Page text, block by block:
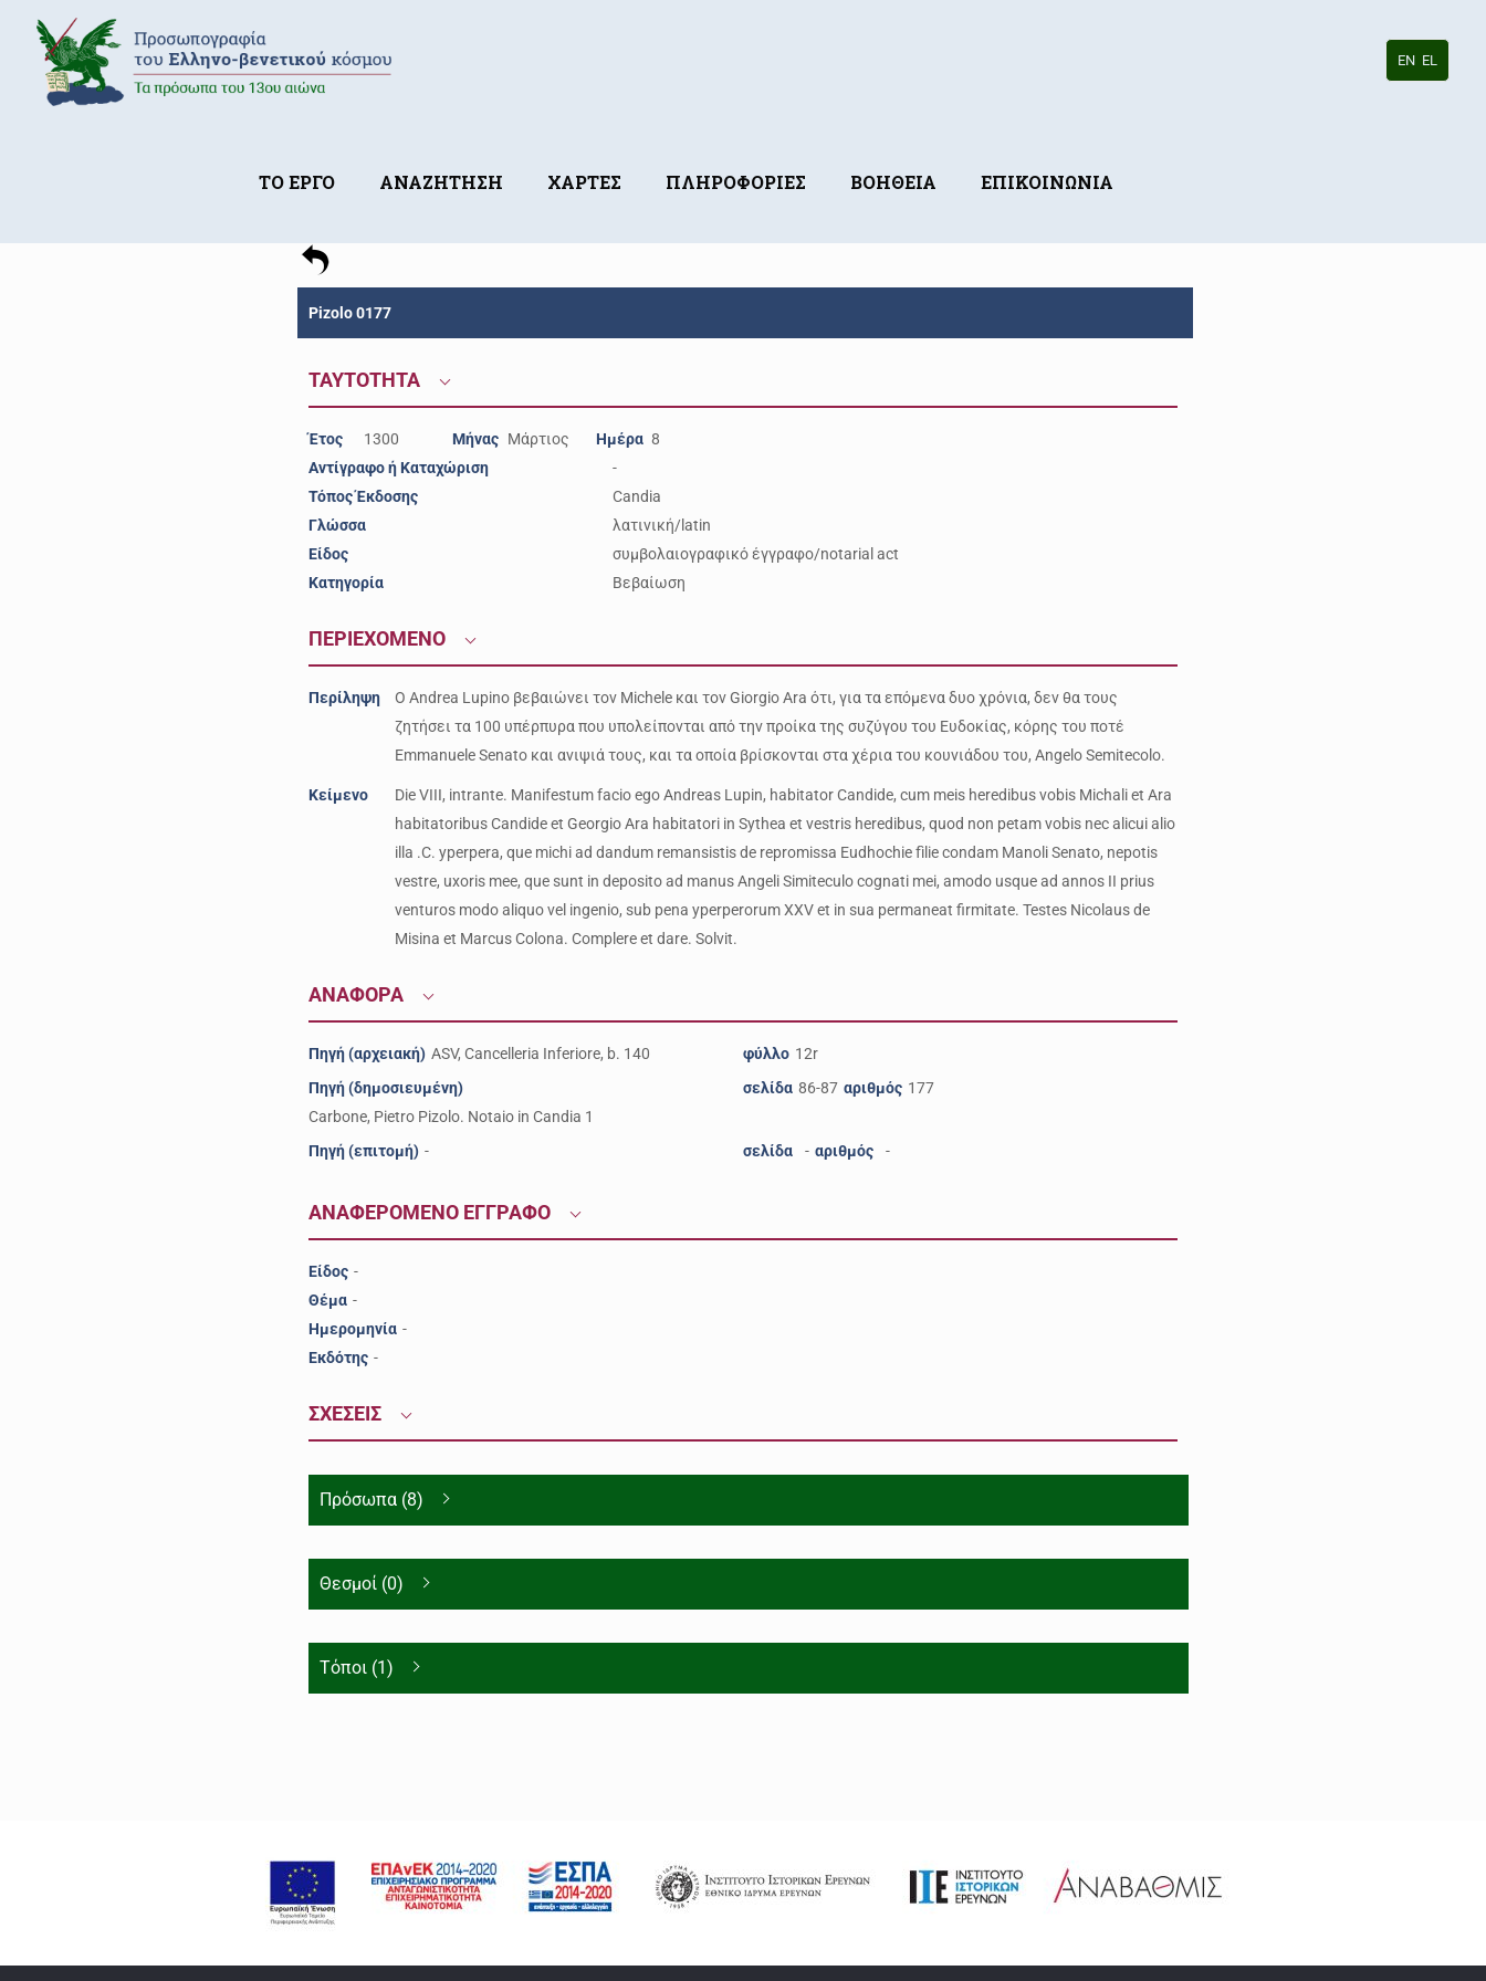
ΤΟ ΕΡΓΟ ΑΝΑΖΗΤΗΣΗ ΧΑΡΤΕΣ ΠΛΗΡΟΦΟΡΙΕΣ ΒΟΗΘΕΙΑ ΕΠΙΚΟΙΝΩΝΙΑ
EN EL
Pizolo 0177
ΤΑΥΤΟΤΗΤΑ
Έτος 1300 Μήνας Μάρτιος Ημέρα 8
Αντίγραφο ή Καταχώριση
-
Τόπος Έκδοσης
Candia
Γλώσσα
λατινική/latin
Είδος
συμβολαιογραφικό έγγραφο/notarial act
Κατηγορία
Βεβαίωση
ΠΕΡΙΕΧΟΜΕΝΟ
Περίληψη
O Andrea Lupino βεβαιώνει τον Michele και τον Giorgio Ara ότι, για τα επόμενα δυο χρόνια, δεν θα τους
ζητήσει τα 100 υπέρπυρα που υπολείπονται από την προίκα της συζύγου του Ευδοκίας, κόρης του ποτέ
Emmanuele Senato και ανιψιά τους, και τα οποία βρίσκονται στα χέρια του κουνιάδου του, Angelo Semitecolo.
Κείμενο
Die VIII, intrante. Manifestum facio ego Andreas Lupin, habitator Candide, cum meis heredibus vobis Michali et Ara
habitatoribus Candide et Georgio Ara habitatori in Sythea et vestris heredibus, quod non petam vobis nec alicui alio
illa .C. yperpera, que michi ad dandum remansistis de repromissa Eudhochie fìlie condam Manoli Senato, nepotis
vestre, uxoris mee, que sunt in deposito ad manus Angeli Simiteculo cognati mei, amodo usque ad annos II prius
venturos modo aliquo vel ingenio, sub pena yperperorum XXV et in sua permaneat firmitate. Testes Nicolaus de
Misina et Marcus Colona. Complere et dare. Solvit.
ΑΝΑΦΟΡΑ
Πηγή (αρχειακή) ASV, Cancelleria Inferiore, b. 140 φύλλο 12r
Πηγή (δημοσιευμένη)
Carbone, Pietro Pizolo. Notaio in Candia 1
σελίδα 86-87 αριθμός 177
Πηγή (επιτομή) - σελίδα - αριθμός -
ΑΝΑΦΕΡΟΜΕΝΟ ΕΓΓΡΑΦΟ
Είδος -
Θέμα -
Ημερομηνία -
Εκδότης -
ΣΧΕΣΕΙΣ
Πρόσωπα (8)
Θεσμοί (0)
Τόποι (1)